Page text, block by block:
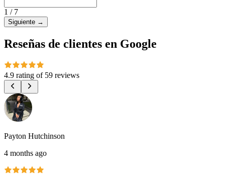
1 / 7
Siguiente →
Reseñas de clientes en Google
4.9 rating of 59 reviews
Payton Hutchinson
4 months ago